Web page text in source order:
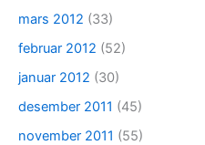
mars 2012 (33)
februar 2012 (52)
januar 2012 (30)
desember 2011 (45)
november 2011 (55)